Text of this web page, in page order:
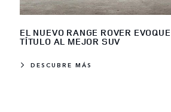
EL NUEVO RANGE ROVER
TÍTULO AL MEJOR SUV
DESCUBRE MÁS